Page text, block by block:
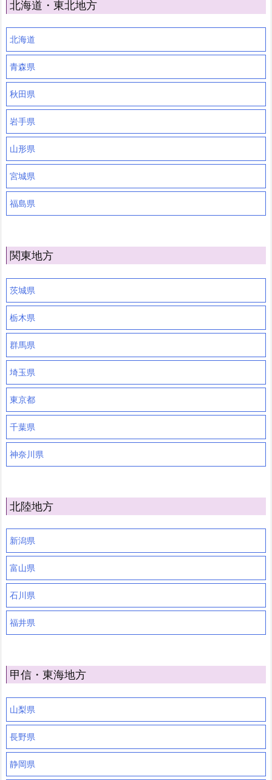
北海道・東北地方
北海道
青森県
秋田県
岩手県
山形県
宮城県
福島県
関東地方
茨城県
栃木県
群馬県
埼玉県
東京都
千葉県
神奈川県
北陸地方
新潟県
富山県
石川県
福井県
甲信・東海地方
山梨県
長野県
静岡県